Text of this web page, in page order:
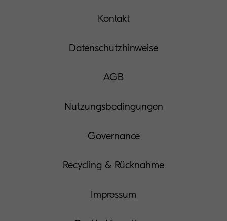
Kontakt
Datenschutzhinweise
AGB
Nutzungsbedingungen
Governance
Recycling & Rücknahme
Impressum